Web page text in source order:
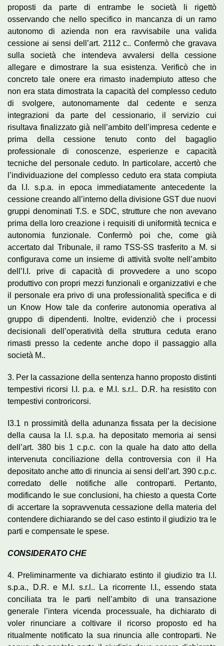
proposti da parte di entrambe le società li rigettò
osservando che nello specifico in mancanza di un ramo
autonomo di azienda non era ravvisabile una valida
cessione ai sensi dell’art. 2112 c.. Confermò che gravava
sulla società che intendeva avvalersi della cessione
allegare e dimostrare la sua esistenza. Verificò che in
concreto tale onere era rimasto inadempiuto atteso che
non era stata dimostrata la capacità del complesso ceduto
di svolgere, autonomamente dal cedente e senza
integrazioni da parte del cessionario, il servizio cui
risultava finalizzato già nell’ambito dell’impresa cedente e
prima della cessione tenuto conto del bagaglio
professionale di conoscenze, esperienze e capacità
tecniche del personale ceduto. In particolare, accertò che
l’individuazione del complesso ceduto era stata compiuta
da I.I. s.p.a. in epoca immediatamente antecedente la
cessione creando all’interno della divisione GST due nuovi
gruppi denominati T.S. e SDC, strutture che non avevano
prima della loro creazione i requisiti di uniformità tecnica e
autonomia funzionale. Confermò poi che, come già
accertato dal Tribunale, il ramo TSS-SS trasferito a M. si
configurava come un insieme di attività svolte nell’ambito
dell’I.I. prive di capacità di provvedere a uno scopo
produttivo con propri mezzi funzionali e organizzativi e che
il personale era privo di una professionalità specifica e di
un Know How tale da conferire autonomia operativa al
gruppo di dipendenti. Inoltre, evidenziò che i processi
decisionali dell’operatività della struttura ceduta erano
rimasti presso la cedente anche dopo il passaggio alla
società M..
3. Per la cassazione della sentenza hanno proposto distinti
tempestivi ricorsi I.I. p.a. e M.I. s.r.l.. D.R. ha resistito con
tempestivi controricorsi.
I3.1 n prossimità della adunanza fissata per la decisione
della causa la I.I. s.p.a. ha depositato memoria ai sensi
dell’art. 380 bis 1 c.p.c. con la quale ha dato atto della
intervenuta conciliazione della controversia con il Ha
depositato anche atto di rinuncia ai sensi dell’art. 390 c.p.c.
corredato delle notifiche alle controparti. Pertanto,
modificando le sue conclusioni, ha chiesto a questa Corte
di accertare la sopravvenuta cessazione della materia del
contendere dichiarando se del caso estinto il giudizio tra le
parti e compensate le spese.
CONSIDERATO CHE
4. Preliminarmente va dichiarato estinto il giudizio tra I.I.
s.p.a., D.R. e M.I. s.r.l.. La ricorrente I.I., essendo stata
conciliata tra le parti nell’ambito di una transazione
generale l’intera vicenda processuale, ha dichiarato di
voler rinunciare a coltivare il ricorso proposto ed ha
ritualmente notificato la sua rinuncia alle controparti. Ne